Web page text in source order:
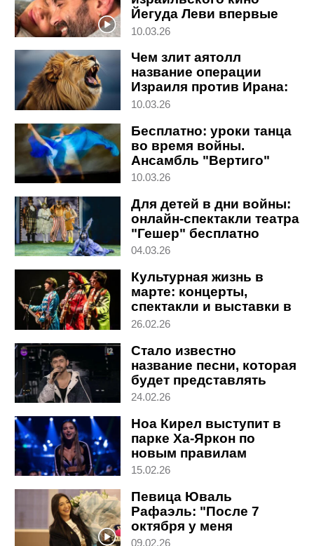
Йегуда Леви впервые
стал отцом
10.03.26
Чем злит аятолл
название операции
Израиля против Ирана:
скрытый смысл
10.03.26
Бесплатно: уроки танца
во время войны.
Ансамбль "Вертиго"
дает онлайн-концерт и
10.03.26
Для детей в дни войны:
онлайн-спектакли театра
"Гешер" бесплатно
04.03.26
Культурная жизнь в
марте: концерты,
спектакли и выставки в
Израиле
26.02.26
Стало известно
название песни, которая
будет представлять
Израиль на
24.02.26
Ноа Кирел выступит в
парке Ха-Яркон по
новым правилам
15.02.26
Певица Юваль
Рафаэль: "После 7
октября у меня
проблемы с памятью".
09.02.26